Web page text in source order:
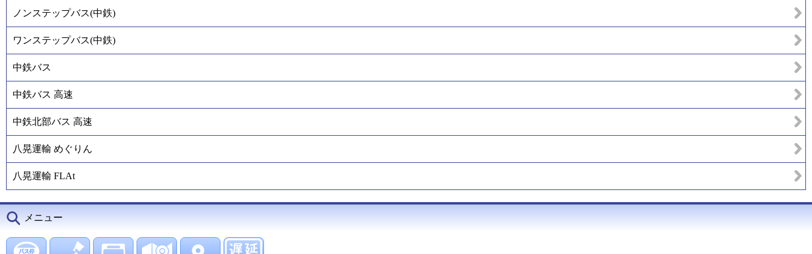
ノンステップバス(中鉄)
ワンステップバス(中鉄)
中鉄バス
中鉄バス 高速
中鉄北部バス 高速
八晃運輸 めぐりん
八晃運輸 FLAt
メニュー